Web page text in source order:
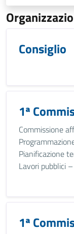
Consiglio
1ª
Commissione
Pianificazione
Lavori pubblici
1ª